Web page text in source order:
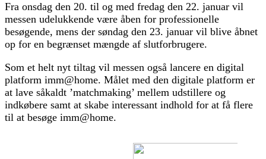
Fra onsdag den 20. til og med fredag den 22. januar vil
messen udelukkende være åben for professionelle
besøgende, mens der søndag den 23. januar vil blive åbnet
op for en begrænset mængde af slutforbrugere.
Som et helt nyt tiltag vil messen også lancere en digital
platform imm@home. Målet med den digitale platform er
at lave såkaldt ’matchmaking’ mellem udstillere og
indkøbere samt at skabe interessant indhold for at få flere
til at besøge imm@home.